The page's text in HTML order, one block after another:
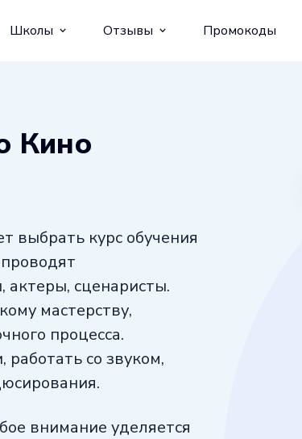
Школы Отзывы Промокоды
Кино
выбрать курс обучения
актеры, сценаристы.
мастерству,
процесса.
работать со звуком,
внимание уделяется